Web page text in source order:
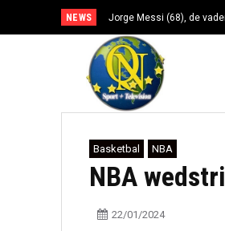
NEWS Jorge Messi (68), de
Basketbal NBA
NBA
22/01/2024